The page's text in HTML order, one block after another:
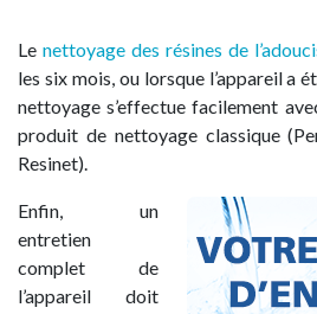
Le nettoyage des résines de
les six mois, ou lorsque l’appareil a
nettoyage s’effectue facilement
produit de nettoyage classique
Resinet).
Enfin, un
entretien
complet de
l’appareil doit